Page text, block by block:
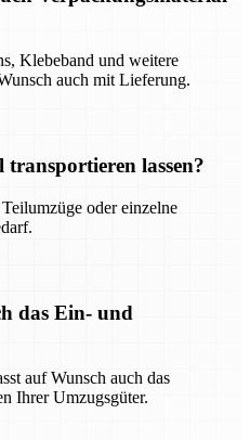
Klebeband und weitere
auch mit Lieferung.
lassen?
oder einzelne
das Ein- und
auf Wunsch auch das
Ihrer Umzugsgüter.